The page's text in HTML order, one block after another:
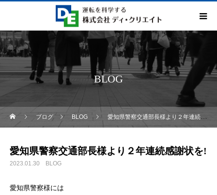
BLOG
ブログ BLOG 愛知県警察交通部長様より２年連続感謝状を!
愛知県警察交通部長様より２年連続感謝状を!
2023.01.30 BLOG
愛知県警察様には